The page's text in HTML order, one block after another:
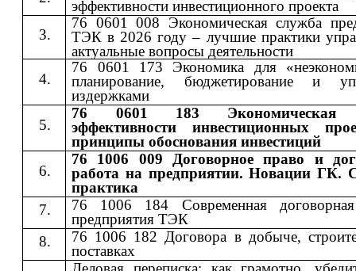
эффективности инвестиционного проекта
76 0601 008 Экономическая служба
ТЭК в 2026 году – лучшие практики
актуальные вопросы деятельности
76 0601 173 Экономика для
планирование, бюджетирование и
издержками
76 0601 183 Экономическая
эффективности инвестиционных
принципы обоснования инвестиций
76 1006 009 Договорное право и
работа на предприятии. Новации ГК.
практика
76 1006 184 Современная
предприятия ТЭК
76 1006 182 Договора в добыче,
поставках